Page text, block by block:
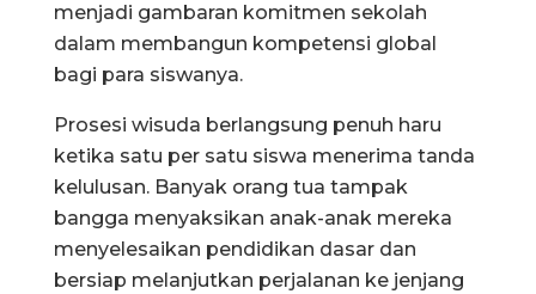
menjadi gambaran komitmen sekolah
dalam membangun kompetensi global
bagi para siswanya.
Prosesi wisuda berlangsung penuh haru
ketika satu per satu siswa menerima tanda
kelulusan. Banyak orang tua tampak
bangga menyaksikan anak-anak mereka
menyelesaikan pendidikan dasar dan
bersiap melanjutkan perjalanan ke jenjang